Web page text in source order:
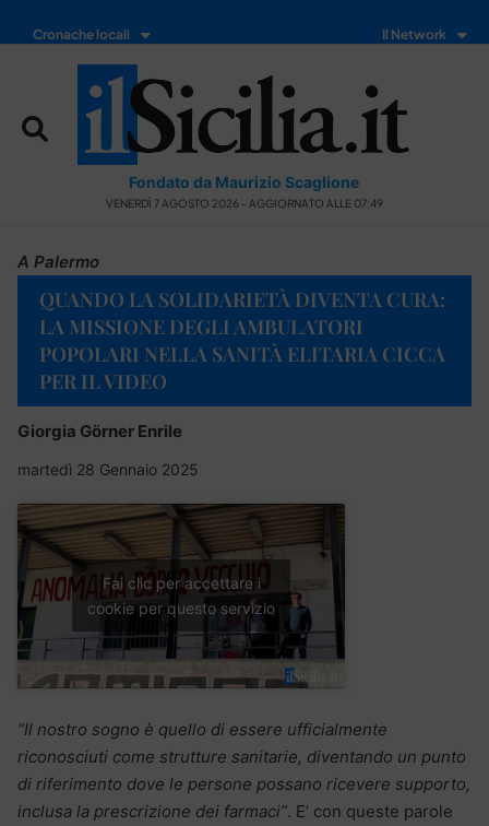
Cronache locali Il Network
Fondato da Maurizio Scaglione
VENERDÌ 7 AGOSTO 2026 - AGGIORNATO ALLE 07:49
A Palermo
QUANDO LA SOLIDARIETÀ DIVENTA CURA:
LA MISSIONE DEGLI AMBULATORI
POPOLARI NELLA SANITÀ ELITARIA CICCA
PER IL VIDEO
Giorgia Görner Enrile
martedì 28 Gennaio 2025
Fai clic per accettare i
cookie per questo servizio
“Il nostro sogno è quello di essere ufficialmente
riconosciuti come strutture sanitarie, diventando un punto
di riferimento dove le persone possano ricevere supporto,
inclusa la prescrizione dei farmaci”. E’ con queste parole